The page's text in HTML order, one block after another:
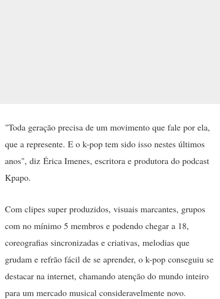
"Toda geração precisa de um movimento que fale por ela,
que a represente. E o k-pop tem sido isso nestes últimos
anos", diz Érica Imenes, escritora e produtora do podcast
Kpapo.
Com clipes super produzidos, visuais marcantes, grupos
com no mínimo 5 membros e podendo chegar a 18,
coreografias sincronizadas e criativas, melodias que
grudam e refrão fácil de se aprender, o k-pop conseguiu se
destacar na internet, chamando atenção do mundo inteiro
para um mercado musical consideravelmente novo.